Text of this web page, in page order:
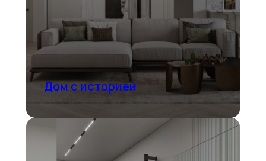
Дом с историей